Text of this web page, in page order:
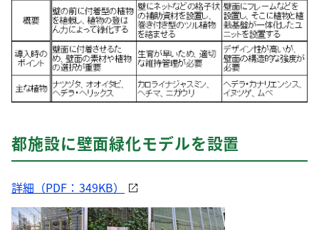
都施設に壁面緑化モデルを設置
詳細（PDF：349KB）